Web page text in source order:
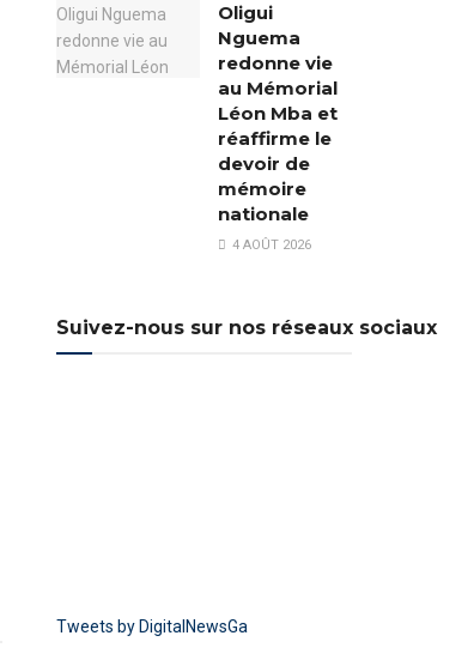
Oligui
Nguema
redonne vie
au Mémorial
Léon Mba et
réaffirme le
devoir de
mémoire
nationale
4 AOÛT 2026
Suivez-nous sur nos réseaux sociaux
Tweets by DigitalNewsGa